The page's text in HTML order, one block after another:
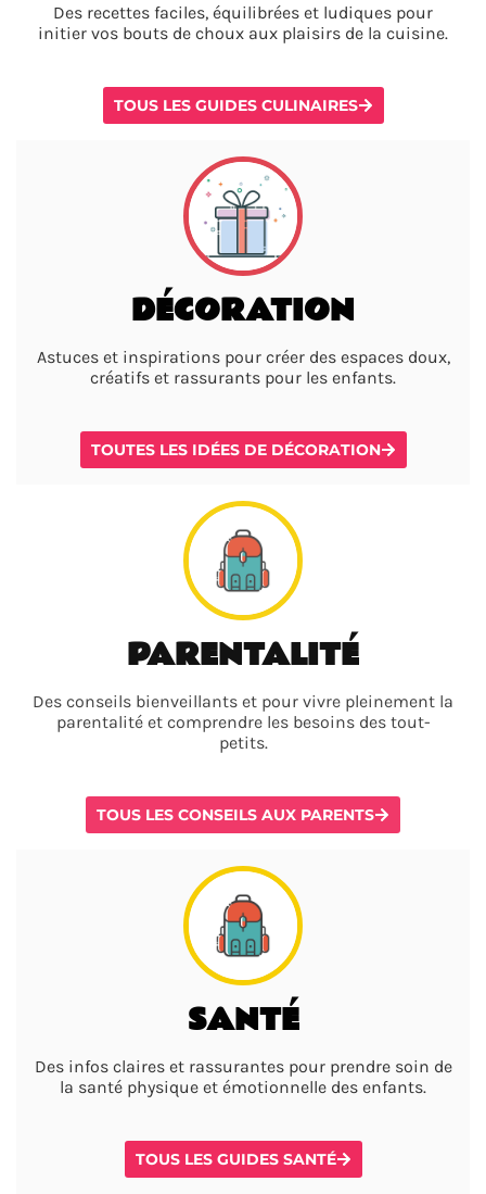
Des recettes faciles, équilibrées et ludiques pour
initier vos bouts de choux aux plaisirs de la cuisine.
TOUS LES GUIDES CULINAIRES
DÉCORATION
Astuces et inspirations pour créer des espaces doux,
créatifs et rassurants pour les enfants.
TOUTES LES IDÉES DE DÉCORATION
PARENTALITÉ
Des conseils bienveillants et pour vivre pleinement la
parentalité et comprendre les besoins des tout-
petits.
TOUS LES CONSEILS AUX PARENTS
SANTÉ
Des infos claires et rassurantes pour prendre soin de
la santé physique et émotionnelle des enfants.
TOUS LES GUIDES SANTÉ